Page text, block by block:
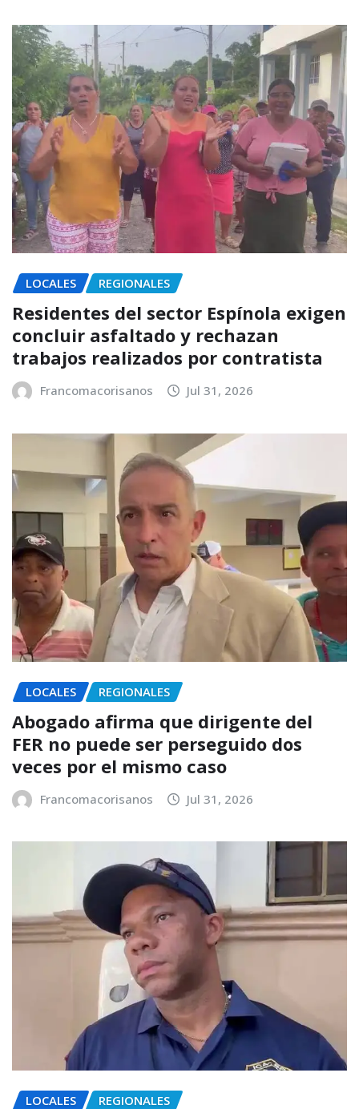
LOCALES REGIONALES
Residentes del sector Espínola exigen
concluir asfaltado y rechazan
trabajos realizados por contratista
Francomacorisanos Jul 31, 2026
LOCALES REGIONALES
Abogado afirma que dirigente del
FER no puede ser perseguido dos
veces por el mismo caso
Francomacorisanos Jul 31, 2026
LOCALES REGIONALES